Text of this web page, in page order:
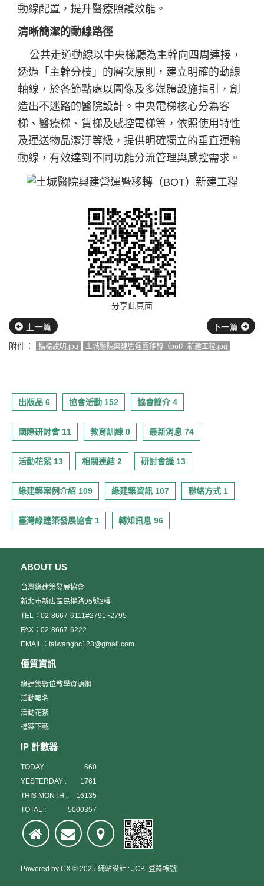
動線配置，提升醫療照護效能。
清晰簡潔的動線路徑
公共走道動線以中央梯廳為主幹向四周連接，
透過「主幹分枝」的層次原則，建立明確的動線
軸線，於各節點處以圖像及多媒體設施指引，創
造出不迷路的醫院設計。中央電梯核心分為客
梯、醫療梯、貨梯及感控電梯等，依照使用特性
及運送物品潔汙等級，提供明確獨立的垂直運輸
動線，有效達到不同功能分流管理與感控需求。
分享此頁面
上一篇
下一篇
附件：
指標說明.jpg 土城醫院興建營運暨移轉（bot）新建工程.jpg
出版品 6 協會活動 152 協會簡介 4
國際研討會 11 教育訓練 0 最新消息 74
活動花絮 13 相關連結 2 研討會議 13
綠建築案例介紹 109 綠建築資訊 107 聯絡方式 1
臺灣綠建築發展協會 1 轉知訊息 96
ABOUT US
台灣綠建築發展協會
新北市新店區民權路95號3樓
TEL：02-8667-6111#2791~2795
FAX：02-8667-6222
EMAIL：taiwangbc123@gmail.com
優質資訊
綠建築數位教學資源網
活動報名
活動花絮
檔案下載
IP 計數器
TODAY :
660
YESTERDAY :
1761
THIS MONTH :
16135
TOTAL :
5000357
Powered by CX © 2025 網站設計 : JCB 登錄帳號